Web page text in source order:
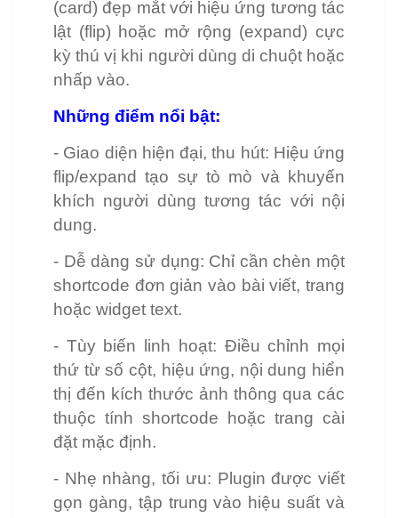
(card) đẹp mắt với hiệu ứng tương tác
lật (flip) hoặc mở rộng (expand) cực
kỳ thú vị khi người dùng di chuột hoặc
nhấp vào.
Những điểm nổi bật:
- Giao diện hiện đại, thu hút: Hiệu ứng
flip/expand tạo sự tò mò và khuyến
khích người dùng tương tác với nội
dung.
- Dễ dàng sử dụng: Chỉ cần chèn một
shortcode đơn giản vào bài viết, trang
hoặc widget text.
- Tùy biến linh hoạt: Điều chỉnh mọi
thứ từ số cột, hiệu ứng, nội dung hiển
thị đến kích thước ảnh thông qua các
thuộc tính shortcode hoặc trang cài
đặt mặc định.
- Nhẹ nhàng, tối ưu: Plugin được viết
gọn gàng, tập trung vào hiệu suất và